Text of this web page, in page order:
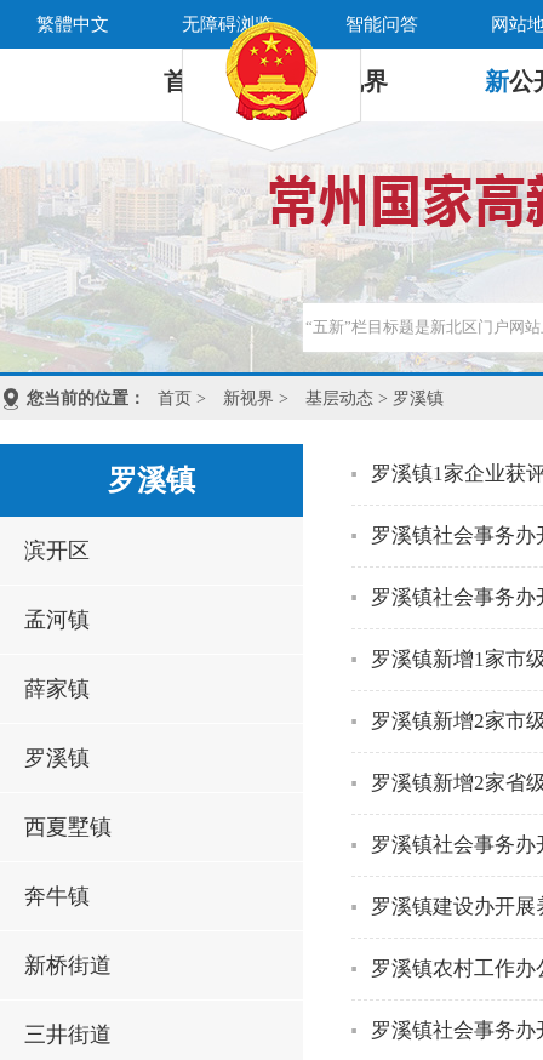
繁體中文 无障碍浏览 智能问答 网站
首 页 新 视界 新公
您当前的位置： 首页 > 新视界 > 基层动态 > 罗溪镇
罗溪镇
滨开区
孟河镇
薛家镇
罗溪镇
西夏墅镇
奔牛镇
新桥街道
三井街道
罗溪镇1家企业获
罗溪镇社会事务办
罗溪镇社会事务
罗溪镇新增1家市
罗溪镇新增2家市
罗溪镇新增2家省
罗溪镇社会事务办
罗溪镇建设办开
罗溪镇农村工作
罗溪镇社会事务办